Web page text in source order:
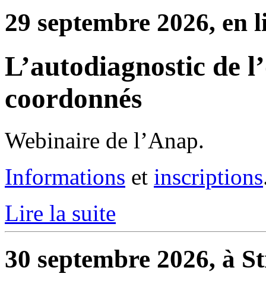
29 septembre 2026, en
L’autodiagnostic de
coordonnés
Webinaire de l’Anap.
Informations et inscriptions
Lire la suite
30 septembre 2026, à